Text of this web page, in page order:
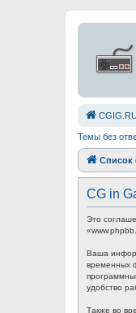
СGIG.RU
Темы без
CG in
Это
Ваша
временных
удобство
Также во